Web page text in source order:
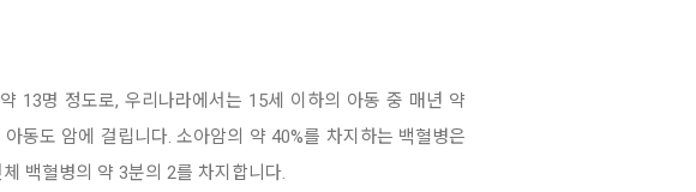
13명 정도로, 우리나라에서는 15세 이하의 아동 중 매년 약
동도 암에 걸립니다. 소아암의 약 40%를 차지하는 백혈병은
백혈병의 약 3분의 2를 차지합니다.